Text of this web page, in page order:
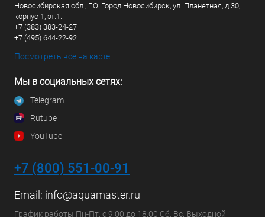
Новосибирская обл., Г.О. Город Новосибирск, ул. Планетная, д.30,
корпус 1, эт.1.
+7 (383) 383-24-27
+7 (495) 644-22-92
Посмотреть все на карте
Мы в социальных сетях:
Telegram
Rutube
YouTube
+7 (800) 551-00-91
Email: info@aquamaster.ru
График работы Пн-Пт: с 9:00 до 18:00 Сб, Вс: Выходной